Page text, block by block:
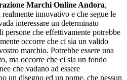
Marchi Online Andora,
innovativo e che segue le
interessare un determinato
che effettivamente potrebbe
occorre che ci sia un valido
marchio. Potrebbe essere una
ma occorre che ci sia un fondo
che vadano ad essere
un disegno ed un nome, che nessun